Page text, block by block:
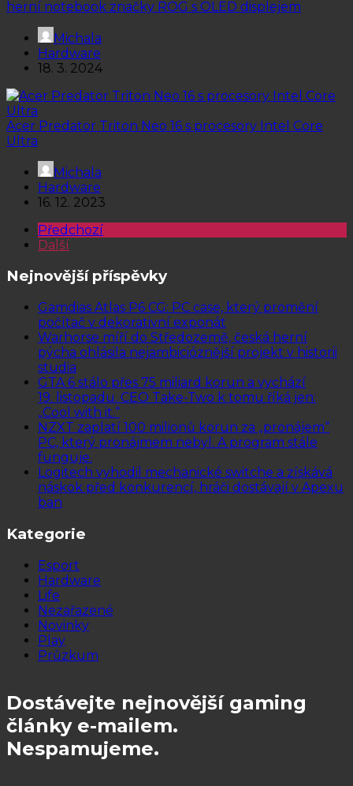
herní notebook značky ROG s OLED displejem
Michala
Hardware
18. 3. 2024
Acer Predator Triton Neo 16 s procesory Intel Core
Ultra
Michala
Hardware
16. 12. 2023
Předchozí
Další
Nejnovější příspěvky
Gamdias Atlas P6 CG: PC case, který promění
počítač v dekorativní exponát
Warhorse míří do Středozemě, česká herní
pýcha ohlásila nejambicióznější projekt v historii
studia
GTA 6 stálo přes 75 miliard korun a vychází
19. listopadu. CEO Take-Two k tomu říká jen:
„Cool with it.“
NZXT zaplatí 100 milionů korun za „pronájem“
PC, který pronájmem nebyl. A program stále
funguje.
Logitech vyhodil mechanické switche a získává
náskok před konkurencí, hráči dostávají v Apexu
ban
Kategorie
Esport
Hardware
Life
Nezařazené
Novinky
Play
Průzkum
Dostávejte nejnovější gaming
články e-mailem.
Nespamujeme.